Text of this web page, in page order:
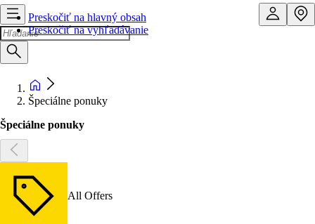
Preskočiť na hlavný obsah
Preskočiť na vyhľadávanie
Špeciálne ponuky
Špeciálne ponuky
All Offers